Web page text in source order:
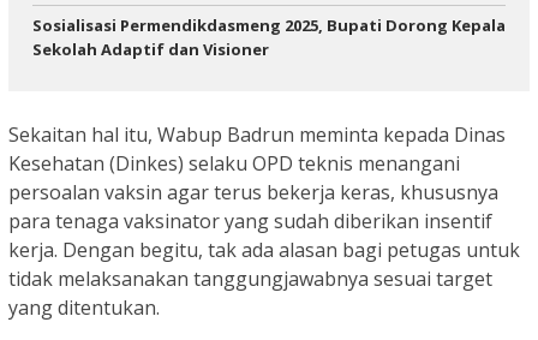
Sosialisasi Permendikdasmeng 2025, Bupati Dorong Kepala
Sekolah Adaptif dan Visioner
Sekaitan hal itu, Wabup Badrun meminta kepada Dinas
Kesehatan (Dinkes) selaku OPD teknis menangani
persoalan vaksin agar terus bekerja keras, khususnya
para tenaga vaksinator yang sudah diberikan insentif
kerja. Dengan begitu, tak ada alasan bagi petugas untuk
tidak melaksanakan tanggungjawabnya sesuai target
yang ditentukan.